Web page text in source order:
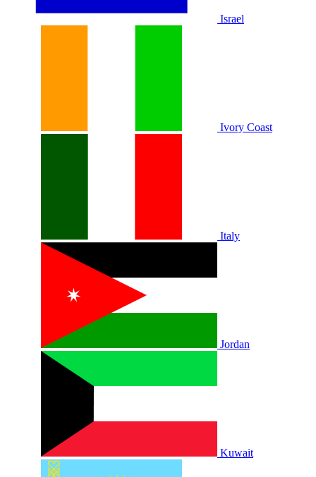
Israel
Ivory Coast
Italy
Jordan
Kuwait